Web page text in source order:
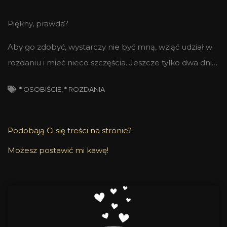
Piękny, prawda?
Aby go zdobyć, wystarczy nie być mną, wziąć udział w
rozdaniu i mieć nieco szczęścia. Jeszcze tylko dwa dni…
* OSOBIŚCIE * ROZDANIA
Podobają Ci się treści na stronie?
Możesz postawić mi kawę!